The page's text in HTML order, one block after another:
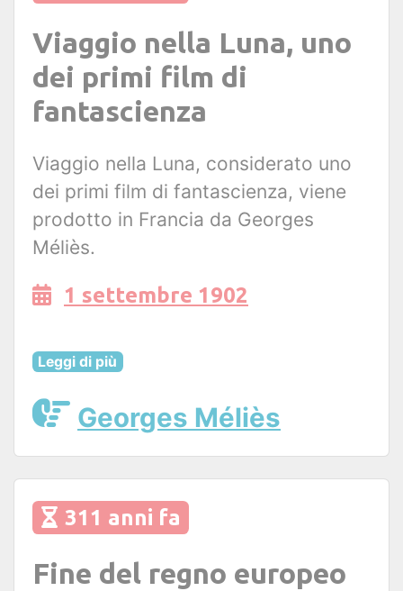
Viaggio nella Luna, uno
dei primi film di
fantascienza
Viaggio nella Luna, considerato uno
dei primi film di fantascienza, viene
prodotto in Francia da Georges
Méliès.
1 settembre 1902
Leggi di più
Georges Méliès
311 anni fa
Fine del regno europeo